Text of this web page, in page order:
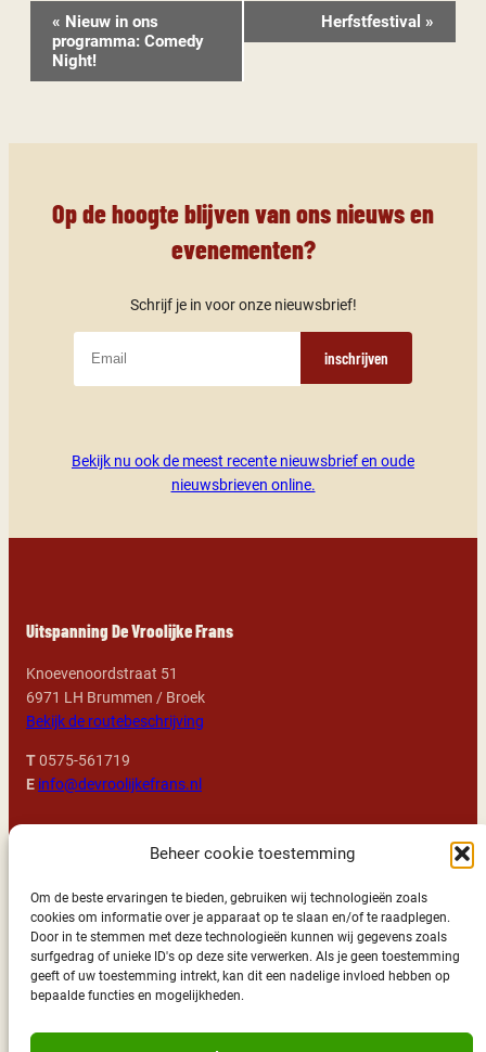
Beheer cookie toestemming
Om de beste ervaringen te bieden, gebruiken wij technologieën zoals
cookies om informatie over je apparaat op te slaan en/of te raadplegen.
Door in te stemmen met deze technologieën kunnen wij gegevens zoals
surfgedrag of unieke ID's op deze site verwerken. Als je geen toestemming
geeft of uw toestemming intrekt, kan dit een nadelige invloed hebben op
bepaalde functies en mogelijkheden.
Evenement
Navigatie
« Nieuw in ons
programma: Comedy
Night!
Herfstfestival »
Op de hoogte blijven van ons nieuws en
evenementen?
Schrijf je in voor onze nieuwsbrief!
inschrijven
Bekijk nu ook de meest recente nieuwsbrief en oude
nieuwsbrieven online.
Uitspanning De Vroolijke Frans
Knoevenoordstraat 51
6971 LH Brummen / Broek
Bekijk de routebeschrijving
T0575-561719
E info@devroolijkefrans.nl
We kijken uit naar uw komst!
Wil je ook deel uitmaken van ons Vroolijke team?